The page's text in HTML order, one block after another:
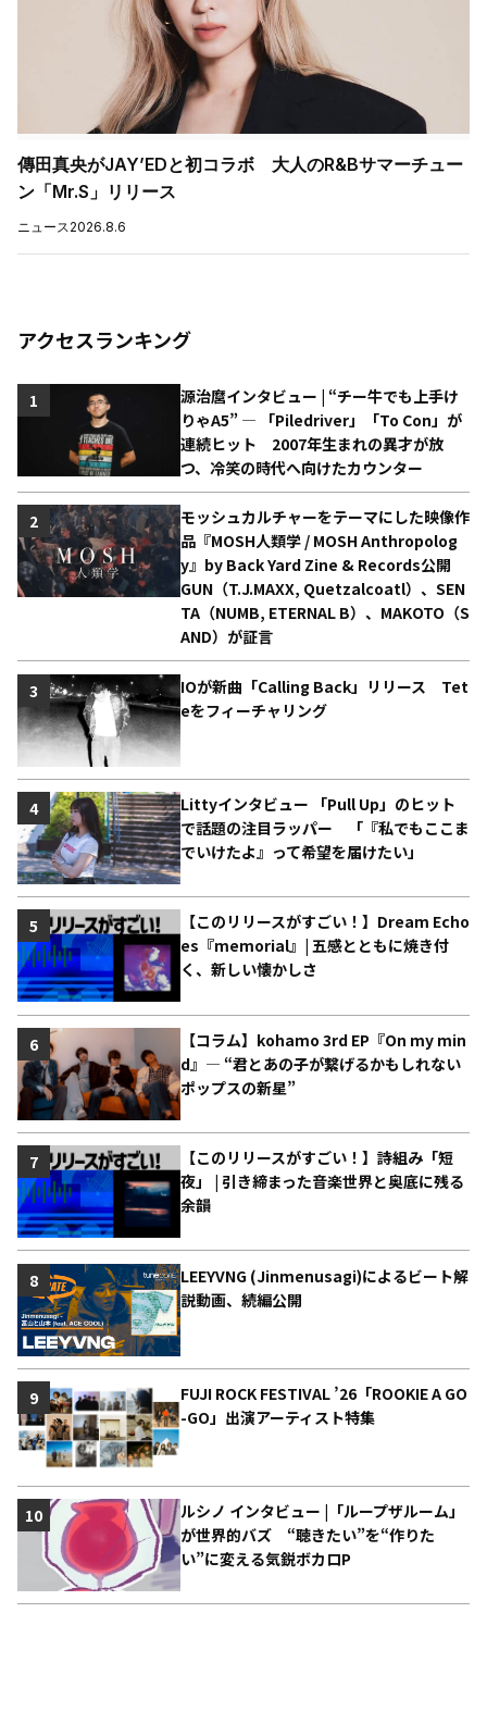
傳田真央がJAY’EDと初コラボ 大人のR&Bサマーチュー
ン「Mr.S」リリース
ニュース 2026.8.6
アクセスランキング
源治麿インタビュー | “チー牛でも上手け
りゃA5” ― 「Piledriver」「To Con」が
連続ヒット 2007年生まれの異才が放
つ、冷笑の時代へ向けたカウンター
1
モッシュカルチャーをテーマにした映像作
品『MOSH人類学 / MOSH Anthropolog
y』by Back Yard Zine & Records公開
GUN（T.J.MAXX, Quetzalcoatl）、SEN
TA（NUMB, ETERNAL B）、MAKOTO（S
AND）が証言
2
IOが新曲「Calling Back」リリース Tet
eをフィーチャリング
3
Littyインタビュー 「Pull Up」のヒット
で話題の注目ラッパー 「『私でもここま
でいけたよ』って希望を届けたい」
4
【このリリースがすごい！】Dream Echo
es『memorial』| 五感とともに焼き付
く、新しい懐かしさ
5
【コラム】kohamo 3rd EP『On my min
d』― “君とあの子が繋げるかもしれない
ポップスの新星”
6
【このリリースがすごい！】詩組み「短
夜」 | 引き締まった音楽世界と奥底に残る
余韻
7
LEEYVNG (Jinmenusagi)によるビート解
説動画、続編公開
8
FUJI ROCK FESTIVAL ’26「ROOKIE A GO
-GO」出演アーティスト特集
9
ルシノ インタビュー |「ループザルーム」
が世界的バズ “聴きたい”を“作りた
い”に変える気鋭ボカロP
10